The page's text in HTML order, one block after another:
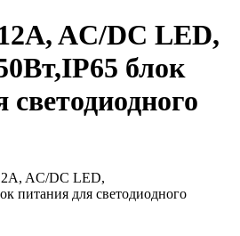
AC/DC LED,
блок